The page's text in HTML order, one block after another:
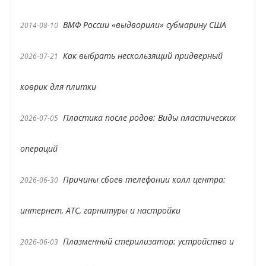
2014-08-10 ВМФ России «выдворили» субмарину США
2026-07-21 Как выбрать нескользящий придверный
коврик для плитки
2026-07-05 Пластика после родов: Виды пластических
операций
2026-06-30 Причины сбоев телефонии колл центра:
интернет, АТС, гарнитуры и настройки
2026-06-03 Плазменный стерилизатор: устройство и